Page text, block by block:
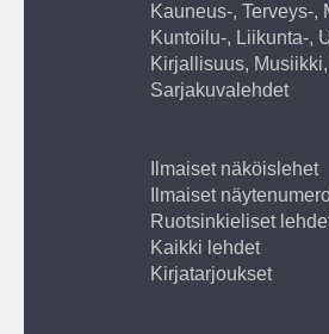
Kauneus-, Terveys-,
Kuntoilu-, Liikunta-,
Kirjallisuus,
Sarjakuvalehdet
Ilmaiset näköislehet
Ilmaiset
Ruotsinkieliset
Kaikki lehdet
Kirjatarjoukset